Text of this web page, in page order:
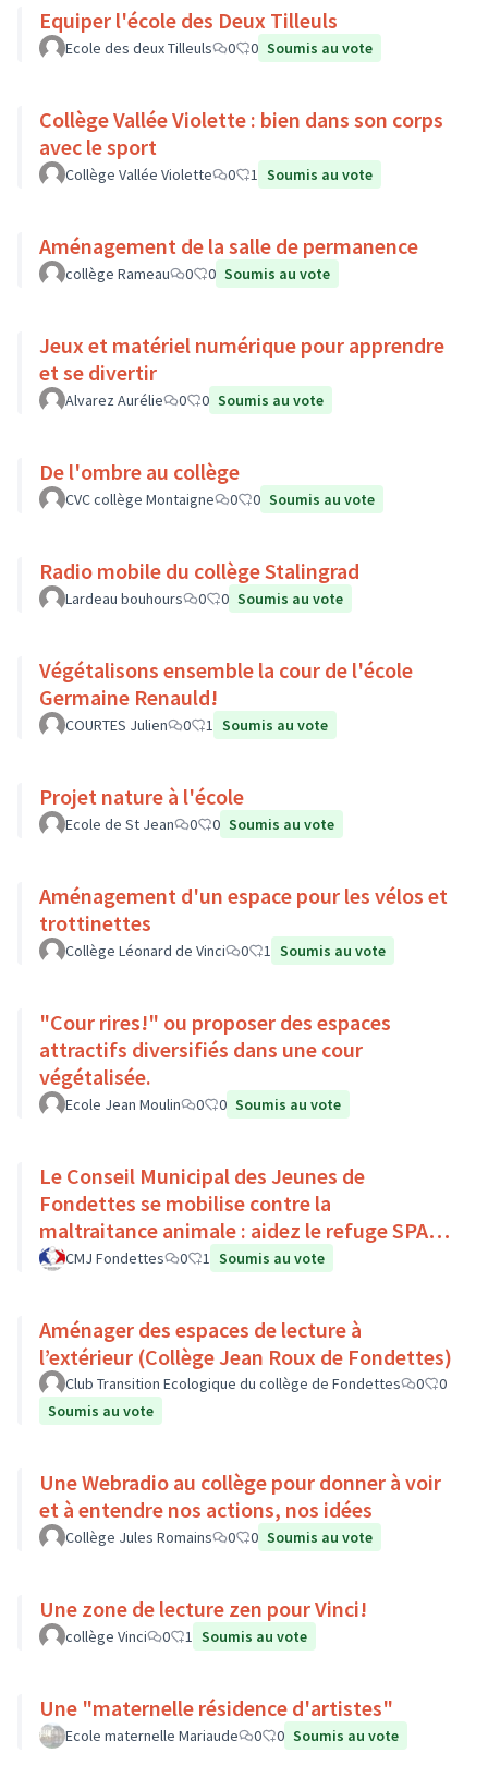
Equiper l'école des Deux Tilleuls
Ecole des deux Tilleuls 0 0 Soumis au vote
Collège Vallée Violette : bien dans son corps
avec le sport
Collège Vallée Violette 0 1 Soumis au vote
Aménagement de la salle de permanence
collège Rameau 0 0 Soumis au vote
Jeux et matériel numérique pour apprendre
et se divertir
Alvarez Aurélie 0 0 Soumis au vote
De l'ombre au collège
CVC collège Montaigne 0 0 Soumis au vote
Radio mobile du collège Stalingrad
Lardeau bouhours 0 0 Soumis au vote
Végétalisons ensemble la cour de l'école
Germaine Renauld!
COURTES Julien 0 1 Soumis au vote
Projet nature à l'école
Ecole de St Jean 0 0 Soumis au vote
Aménagement d'un espace pour les vélos et
trottinettes
Collège Léonard de Vinci 0 1 Soumis au vote
"Cour rires!" ou proposer des espaces
attractifs diversifiés dans une cour
végétalisée.
Ecole Jean Moulin 0 0 Soumis au vote
Le Conseil Municipal des Jeunes de
Fondettes se mobilise contre la
maltraitance animale : aidez le refuge SPA
de Luynes !
CMJ Fondettes 0 1 Soumis au vote
Aménager des espaces de lecture à
l’extérieur (Collège Jean Roux de Fondettes)
Club Transition Ecologique du collège de Fondettes 0
0
Soumis au vote
Une Webradio au collège pour donner à voir
et à entendre nos actions, nos idées
Collège Jules Romains 0 0 Soumis au vote
Une zone de lecture zen pour Vinci!
collège Vinci 0 1 Soumis au vote
Une "maternelle résidence d'artistes"
Ecole maternelle Mariaude 0 0 Soumis au vote